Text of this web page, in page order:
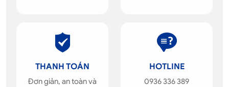
THANH TOÁN
Đơn giản, an toàn và
HOTLINE
0936 336 389